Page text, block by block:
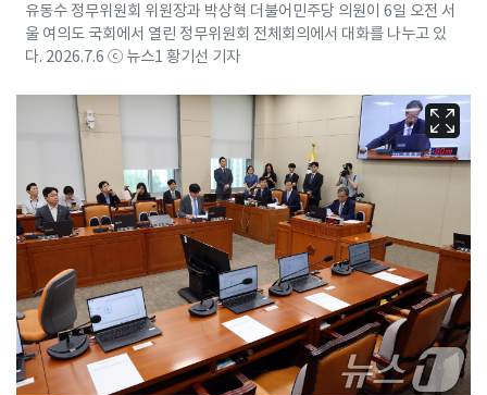
유동수 정무위원회 위원장과 박상혁 더불어민주당 의원이 6일 오전 서
울 여의도 국회에서 열린 정무위원회 전체회의에서 대화를 나누고 있
다. 2026.7.6 ⓒ 뉴스1 황기선 기자